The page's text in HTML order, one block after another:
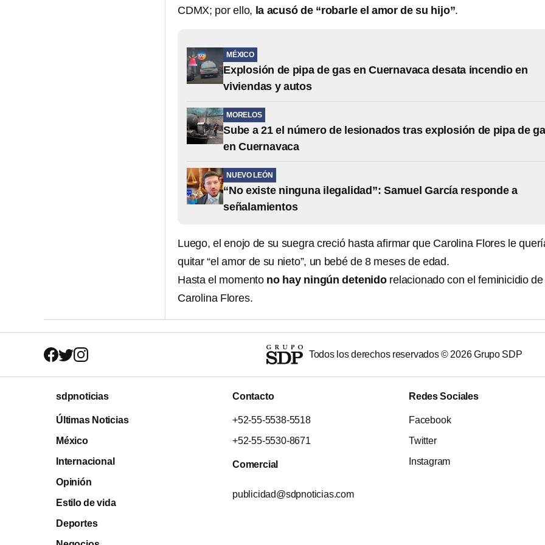
CDMX; por ello, la acusó de “robarle el amor de su hijo”.
MÉXICO
Explosión de pipa de gas en Cuernavaca desata incendio en
viviendas y autos
MORELOS
Sube a 21 el número de lesionados tras explosión de pipa de
en Cuernavaca
NUEVO LEÓN
“No existe ninguna ilegalidad”: Samuel García responde a
señalamientos
Luego, el enojo de su suegra creció hasta afirmar que Carolina Flores le
quitar “el amor de su nieto”, un bebé de 8 meses de edad.
Hasta el momento no hay ningún detenidorelacionado con el feminicidio de
Carolina Flores.
Todos los derechos reservados © 2026Grupo SDP
sdpnoticias
Últimas Noticias
México
Internacional
Opinión
Estilo de vida
Deportes
Contacto
+52-55-5538-5518
+52-55-5530-8671
Comercial
publicidad@sdpnoticias.com
Redes Sociales
Facebook
Twitter
Instagram